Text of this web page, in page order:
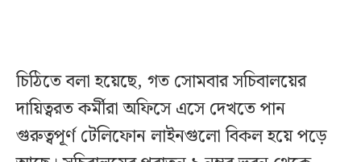
চিঠিতে বলা হয়েছে, গত সোমবার সচিবালয়ের
দায়িত্বরত কর্মীরা অফিসে এসে দেখতে পান
গুরুত্বপূর্ণ টেলিফোন লাইনগুলো বিকল হয়ে পড়ে